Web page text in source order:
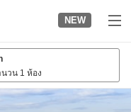
NEW
วน 1 ห้อง